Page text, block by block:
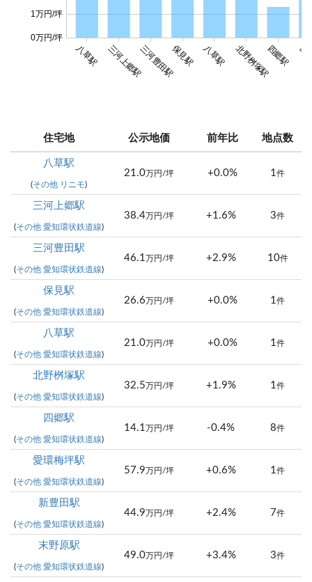
八草駅 三河上郷駅三河豊田駅保見駅 八草駅 北野桝塚駅四郷駅
0万円/坪
1万円/坪
住宅地 公示地価 前年比 地点数
八草駅
(その他 リニモ)
21.0 万円/坪 +0.0% 1件
三河上郷駅
(その他 愛知環状鉄道線)
38.4 万円/坪 +1.6% 3件
三河豊田駅
(その他 愛知環状鉄道線)
46.1 万円/坪 +2.9% 10件
保見駅
(その他 愛知環状鉄道線)
26.6 万円/坪 +0.0% 1件
八草駅
(その他 愛知環状鉄道線)
21.0 万円/坪 +0.0% 1件
北野桝塚駅
(その他 愛知環状鉄道線)
32.5 万円/坪 +1.9% 1件
四郷駅
(その他 愛知環状鉄道線)
14.1 万円/坪 -0.4% 8件
愛環梅坪駅
(その他 愛知環状鉄道線)
57.9 万円/坪 +0.6% 1件
新豊田駅
(その他 愛知環状鉄道線)
44.9 万円/坪 +2.4% 7件
末野原駅
(その他 愛知環状鉄道線)
49.0 万円/坪 +3.4% 3件